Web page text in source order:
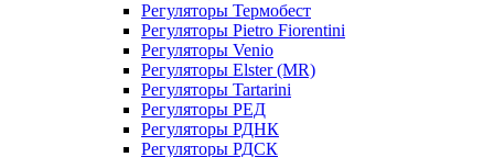
Регуляторы Термобест
Регуляторы Pietro Fiorentini
Регуляторы Venio
Регуляторы Elster (MR)
Регуляторы Tartarini
Регуляторы РЕД
Регуляторы РДНК
Регуляторы РДСК